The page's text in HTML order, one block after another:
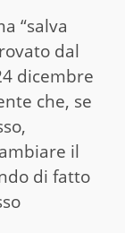
“salva
dal
dicembre
che, se
il
di fatto